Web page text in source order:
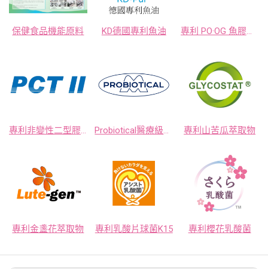
保健食品機能原料 KD德國專利魚油 專利 PO·OG 魚膠原胜肽
專利山苦瓜萃取物
專利金盞花萃取物 專利乳酸片球菌K15 專利櫻花乳酸菌